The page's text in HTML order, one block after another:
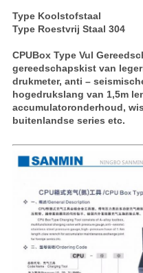
Type Koolstofstaal
Type Roestvrij Staal 304
CPUBox Type Vul
gereedschapskist van
drukmeter, anti –
hogedrukslang van 1,5m
accumulatoronderhoud,
buitenlandse series etc.